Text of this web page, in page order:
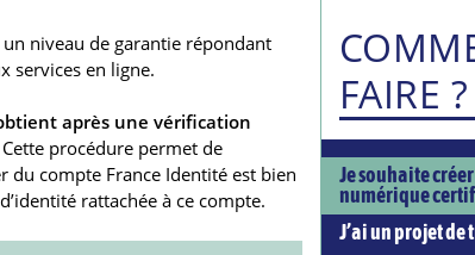
niveau de garantie répondant
services en ligne.
après une vérification
Cette procédure permet de
du compte France Identité est bien
rattachée à ce compte.
FAIRE ?
Je souhaite
numérique
J’ai un projet de